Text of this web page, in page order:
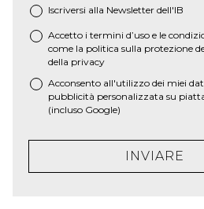
Iscriversi alla Newsletter dell'IB
* Accetto i termini d’uso e le
come la politica sulla protezione
della privacy
Acconsento all'utilizzo dei miei
pubblicità personalizzata su
(incluso Google)
INVIARE